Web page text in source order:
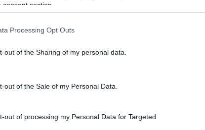
section.
Processing Opt Outs
out of the Sharing of my personal data.
out of the Sale of my Personal Data.
out of processing my Personal Data for Targeted
μας
φακός.